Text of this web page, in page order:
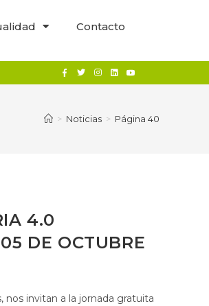
Contacto
> Noticias > Página 40
4.0
DE OCTUBRE
nos invitan a la jornada gratuita